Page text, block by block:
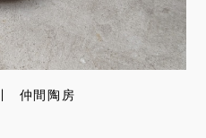
仲間陶房